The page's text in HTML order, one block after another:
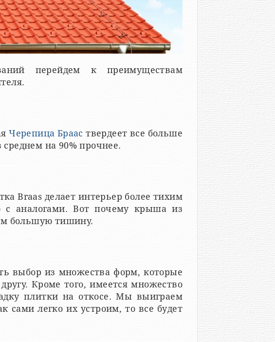
перейдем к преимуществам
Черепица Браас твердеет все больше
на 90% прочнее.
Braas делает интерьер более тихим
аналогами. Вот почему крыша из
большую тишину.
выбор из множества форм, которые
Кроме того, имеется множество
плитки на откосе. Мы выиграем
сами легко их устроим, то все будет